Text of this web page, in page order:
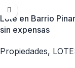
Lote en Barrio
sin expensas
Propiedades,